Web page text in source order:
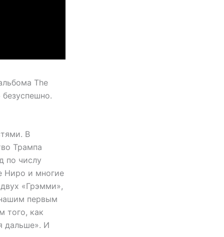
The
В
Трампа
по числу
Ниро и многие
«Грэмми»,
первым
того, как
дальше». И